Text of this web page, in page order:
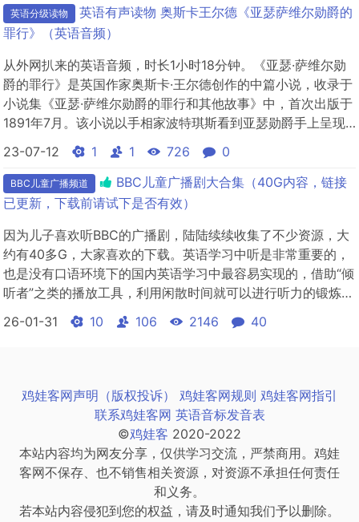
中最受欢迎的人。两人分手八年后再次相遇，上校不能冰释怨
恨，违心追...
英语分级读物
英语有声读物 奥斯卡王尔德《亚瑟萨维尔勋爵的
罪行》（英语音频）
从外网扒来的英语音频，时长1小时18分钟。《亚瑟·萨维尔勋
爵的罪行》是英国作家奥斯卡·王尔德创作的中篇小说，收录于
小说集《亚瑟·萨维尔勋爵的罪行和其他故事》中，首次出版于
1891年7月。该小说以手相家波特琪斯看到亚瑟勋爵手上呈现
的杀机为机缘，描述了亚瑟勋爵主动顺应命运，竭尽全力完成
谋杀的故事。文中，作者把亚瑟勋爵置身于与宿命的斗争和与
自身的斗争之中，向读者展示了亚瑟勋爵两次心灵的选择：一
是面对命运...
23-07-12 1 1 726 0
BBC儿童广播频道
BBC儿童广播剧大合集（40G内容，链接
已更新，下载前请试下是否有效）
因为儿子喜欢听BBC的广播剧，陆陆续续收集了不少资源，大
约有40多G，大家喜欢的下载。英语学习中听是非常重要的，
也是没有口语环境下的国内英语学习中最容易实现的，借助“倾
听者”之类的播放工具，利用闲散时间就可以进行听力的锻炼，
BBC的儿童广播剧生动有趣，小朋友容易接受。所谓水满自
溢，听的足够多了，自然就会产生向外输出的欲望，口语也会
26-01-31 10 106 2146 40
鸡娃客网声明（版权投诉） 鸡娃客网规则 鸡娃客网指引
联系鸡娃客网 英语音标发音表
©鸡娃客 2020-2022
本站内容均为网友分享，仅供学习交流，严禁商用。鸡娃
客网不保存、也不销售相关资源，对资源不承担任何责任
和义务。
若本站内容侵犯到您的权益，请及时通知我们予以删除。